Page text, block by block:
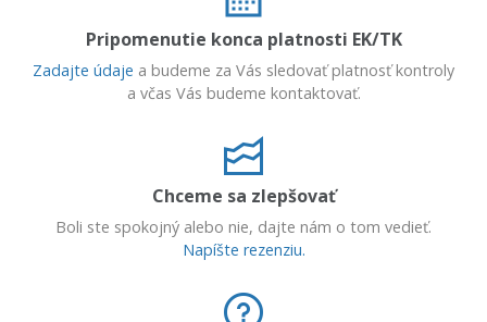
Pripomenutie konca platnosti EK/TK
Zadajte údaje a budeme za Vás sledovať platnosť kontroly
a včas Vás budeme kontaktovať.
Chceme sa zlepšovať
Boli ste spokojný alebo nie, dajte nám o tom vedieť.
Napíšte rezenziu.